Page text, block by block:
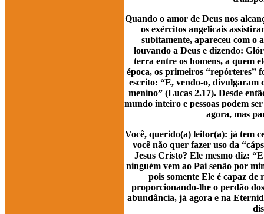
Quando o amor de Deus nos
os exércitos angelicais
subitamente, apareceu com o
louvando a Deus e dizendo:
terra entre os homens, a quem
época, os primeiros “repórteres”
escrito: “E, vendo-o, divulgaram
menino” (Lucas 2.17). Desde
mundo inteiro e pessoas podem
agora, mas
Você, querido(a) leitor(a): já tem
você não quer fazer uso da
Jesus Cristo? Ele mesmo diz:
ninguém vem ao Pai senão por
pois somente Ele é capaz
proporcionando-lhe o perdão
abundância, já agora e na